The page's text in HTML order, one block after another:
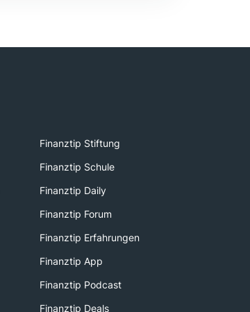
Finanztip Stiftung
Finanztip Schule
Finanztip Daily
Finanztip Forum
Finanztip Erfahrungen
Finanztip App
Finanztip Podcast
Finanztip Deals